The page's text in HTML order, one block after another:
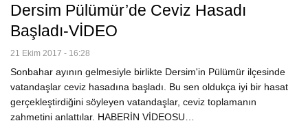
Dersim Pülümür’de Ceviz Hasadı
Başladı-VİDEO
21 Ekim 2017 - 16:28
Sonbahar ayının gelmesiyle birlikte Dersim'in Pülümür ilçesinde
vatandaşlar ceviz hasadına başladı. Bu sen oldukça iyi bir hasat
gerçekleştirdiğini söyleyen vatandaşlar, ceviz toplamanın
zahmetini anlattılar. HABERİN VİDEOSU…